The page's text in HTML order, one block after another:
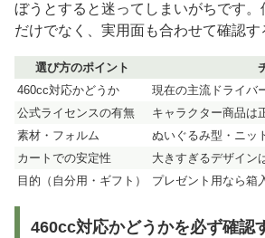
ぼうとすると迷ってしまいがちです
だけでなく、実用面も合わせて確認す
選び方のポイント
460cc対応かどうか
現在の主流ドライバ
公式ライセンスの有無
キャラクター商品は
素材・フォルム
ぬいぐるみ型・ニッ
カートでの安定性
大きすぎるデザイン
目的（自分用・ギフト）
プレゼント用なら箱
460cc対応かどうかを必ず確認